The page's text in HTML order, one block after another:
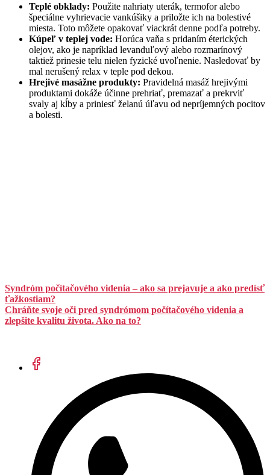
Teplé obklady: Použite nahriaty uterák, termofor alebo
špeciálne vyhrievacie vankúšiky a priložte ich na bolestivé
miesta. Toto môžete opakovať viackrát denne podľa potreby.
Kúpeľ v teplej vode: Horúca vaňa s pridaním éterických
olejov, ako je napríklad levanduľový alebo rozmarínový
taktiež prinesie telu nielen fyzické uvoľnenie. Nasledovať by
mal nerušený relax v teple pod dekou.
Hrejivé masážne produkty: Pravidelná masáž hrejivými
produktami dokáže účinne prehriať, premazať a prekrviť
svaly aj kĺby a priniesť želanú úľavu od nepríjemných pocitov
a bolesti.
Syndróm počítačového videnia – ako sa prejavuje a ako predísť
ťažkostiam?
Chráňte svoje oči pred syndrómom počítačového videnia a
zlepšite kvalitu života. Ako na to?